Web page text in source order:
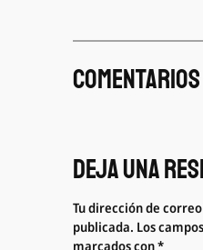
Comentarios
Deja una
Tu dirección de
publicada. Los
marcados con*